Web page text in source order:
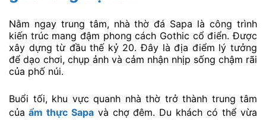
Nằm ngay trung tâm, nhà thờ đá Sapa là công trình
kiến trúc mang đậm phong cách Gothic cổ điển. Được
xây dựng từ đầu thế kỷ 20. Đây là địa điểm lý tưởng
để dạo chơi, chụp ảnh và cảm nhận nhịp sống chậm rãi
của phố núi.
Buổi tối, khu vực quanh nhà thờ trở thành trung tâm
của ẩm thực Sapavà chợ đêm. Du khách có thể vừa